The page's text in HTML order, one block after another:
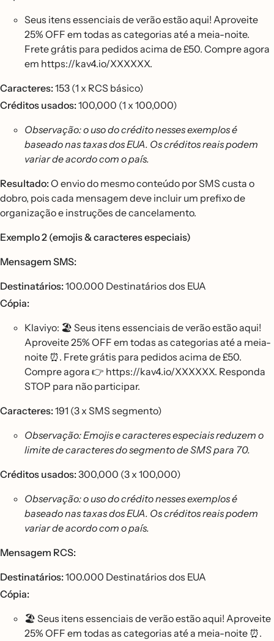
Seus itens essenciais de verão estão aqui! Aproveite
25% OFF em todas as categorias até a meia-noite.
Frete grátis para pedidos acima de £50. Compre agora
em https://kav4.io/XXXXXX.
Caracteres:153 (1 x RCS básico)
Créditos usados:100,000 (1 x 100,000)
Observação: o uso do crédito nesses exemplos é
baseado nas taxas dos EUA. Os créditos reais podem
variar de acordo com o país.
Resultado:O envio do mesmo conteúdo por SMS custa o
dobro, pois cada mensagem deve incluir um prefixo de
organização e instruções de cancelamento.
Exemplo 2 (emojis & caracteres especiais)
Mensagem SMS:
Destinatários:100.000 Destinatários dos EUA
Cópia:
Klaviyo: 🏖️ Seus itens essenciais de verão estão aqui!
Aproveite 25% OFF em todas as categorias até a meia-
noite ⏰. Frete grátis para pedidos acima de £50.
Compre agora 👉 https://kav4.io/XXXXXX. Responda
STOP para não participar.
Caracteres:191 (3 x SMS segmento)
Observação: Emojis e caracteres especiais reduzem o
limite de caracteres do segmento de SMS para 70.
Créditos usados:300,000 (3 x 100,000)
Observação: o uso do crédito nesses exemplos é
baseado nas taxas dos EUA. Os créditos reais podem
variar de acordo com o país.
Mensagem RCS:
Destinatários:100.000 Destinatários dos EUA
Cópia:
🏖️ Seus itens essenciais de verão estão aqui! Aproveite
25% OFF em todas as categorias até a meia-noite ⏰.